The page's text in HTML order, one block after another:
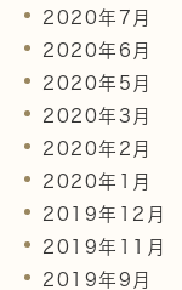
2020年7月
2020年6月
2020年5月
2020年3月
2020年2月
2020年1月
2019年12月
2019年11月
2019年9月